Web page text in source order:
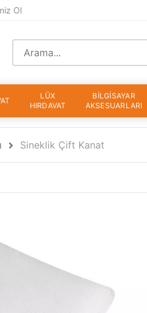
Ol
LÜX
HIRDAVAT
BİLGİSAYAR
AKSESUARLARI
Sineklik Çift Kanat